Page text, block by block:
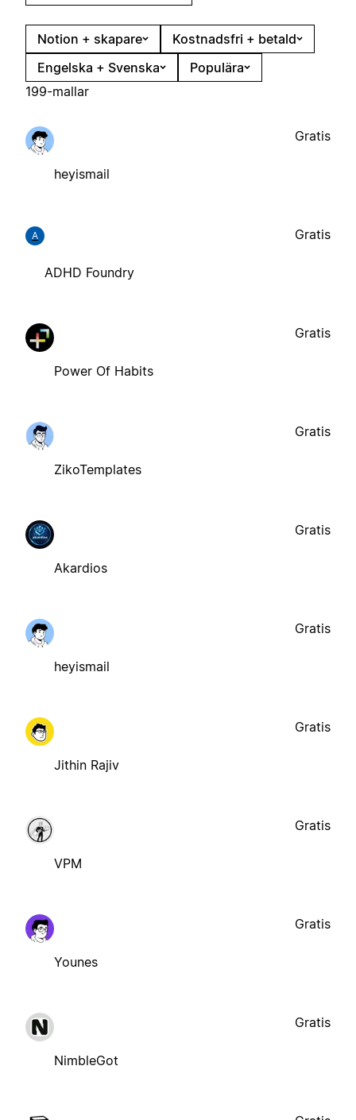
Notion + skapare
Kostnadsfri + betald
Engelska + Svenska
Populära
199-mallar
heyismail
Gratis
A
ADHD Foundry
Gratis
Power Of Habits
Gratis
ZikoTemplates
Gratis
Akardios
Gratis
heyismail
Gratis
Jithin Rajiv
Gratis
VPM
Gratis
Younes
Gratis
NimbleGot
Gratis